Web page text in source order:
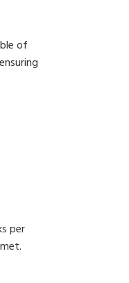
of
per